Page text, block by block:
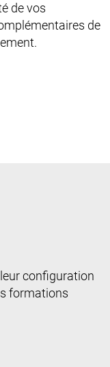
de vos
de
configuration
formations